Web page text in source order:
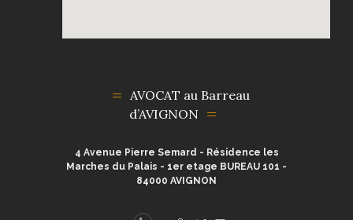
AVOCAT au Barreau
d’AVIGNON
4 Avenue Pierre Semard - Résidence les
Marches du Palais - 1er etage BUREAU 101 -
84000 AVIGNON